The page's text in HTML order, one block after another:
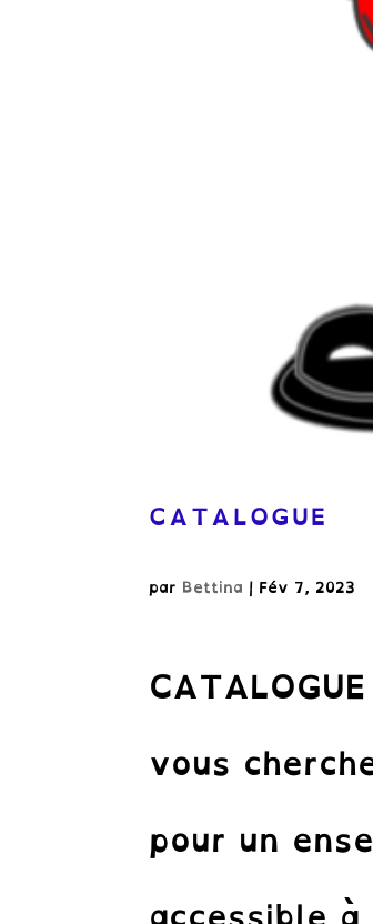
CATALOGUE
par Bettina | Fév 7, 2023
vous
pour un